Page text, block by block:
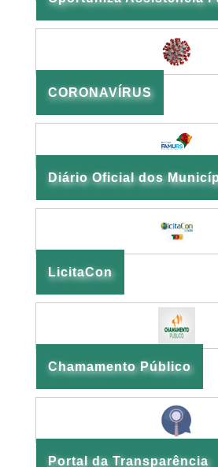
CORONAVÍRUS
Diário Oficial dos
LicitaCon
Chamamento Público
Portal da Transparência